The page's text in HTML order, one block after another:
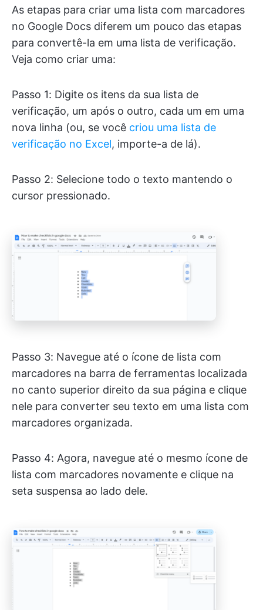
As etapas para criar uma lista com marcadores
no Google Docs diferem um pouco das etapas
para convertê-la em uma lista de verificação.
Veja como criar uma:
Passo 1: Digite os itens da sua lista de
verificação, um após o outro, cada um em uma
nova linha (ou, se você criou uma lista de
verificação no Excel, importe-a de lá).
Passo 2: Selecione todo o texto mantendo o
cursor pressionado.
Passo 3: Navegue até o ícone de lista com
marcadores na barra de ferramentas localizada
no canto superior direito da sua página e clique
nele para converter seu texto em uma lista com
marcadores organizada.
Passo 4: Agora, navegue até o mesmo ícone de
lista com marcadores novamente e clique na
seta suspensa ao lado dele.